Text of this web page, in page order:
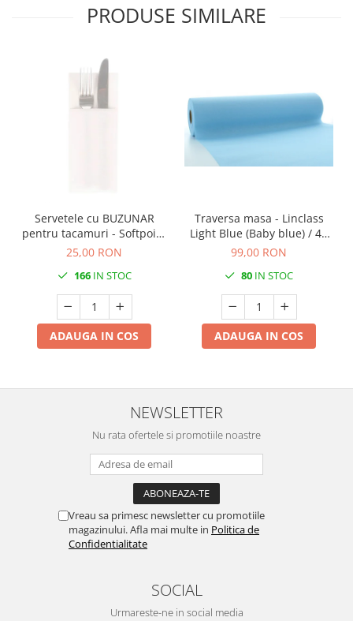
PRODUSE SIMILARE
Servetele cu BUZUNAR
pentru tacamuri - Softpoint
(Alb) / 33 x 40 cm / 50 buc
25,00 RON
166IN STOC
ADAUGA IN COS
Traversa masa - Linclass
Light Blue (Baby blue) / 40
cm x 24 m / 1 rola
99,00 RON
80 IN STOC
ADAUGA IN COS
NEWSLETTER
Nu rata ofertele si promotiile noastre
Vreau sa primesc newsletter cu promotiile
magazinului. Afla mai multe in Politica de
Confidentialitate
SOCIAL
Urmareste-ne in social media